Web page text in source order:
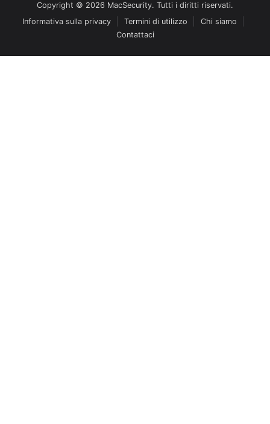
Copyright © 2026 MacSecurity. Tutti i diritti riservati.
Informativa sulla privacy
Termini di utilizzo
Chi siamo
Contattaci